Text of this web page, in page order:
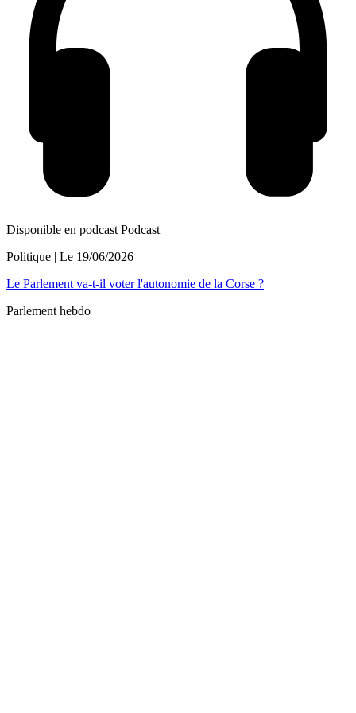
Disponible en podcast Podcast
Politique | Le 19/06/2026
Le Parlement va-t-il voter l'autonomie de la Corse ?
Parlement hebdo